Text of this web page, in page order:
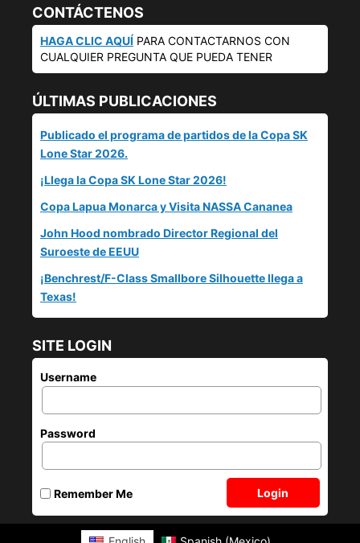
CONTÁCTENOS
HAGA CLIC AQUÍ PARA CONTACTARNOS CON
CUALQUIER PREGUNTA QUE PUEDA TENER
ÚLTIMAS PUBLICACIONES
Publicado el programa de partidos de la Copa SK
Lone Star 2026.
¡Llega la Copa SK Lone Star 2026!
Copa Lapua Monarca y Visita NASSA Cananea
John Hood nombrado Director Regional del
Suroeste de EEUU
¡Benchrest/F-Class Smallbore Silhouette llega a
Texas!
SITE LOGIN
Username
Password
Remember Me Login